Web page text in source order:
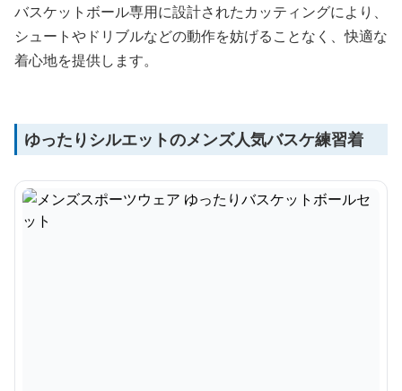
バスケットボール専用に設計されたカッティングにより、
シュートやドリブルなどの動作を妨げることなく、快適な
着心地を提供します。
ゆったりシルエットのメンズ人気バスケ練習着